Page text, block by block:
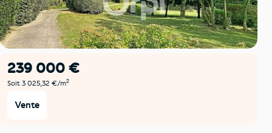
239 000 €
Soit 3 025,32 €/m2
Vente